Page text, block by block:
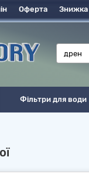
Оферта Знижка
Фільтри для води